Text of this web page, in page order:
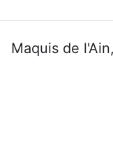
Maquis de